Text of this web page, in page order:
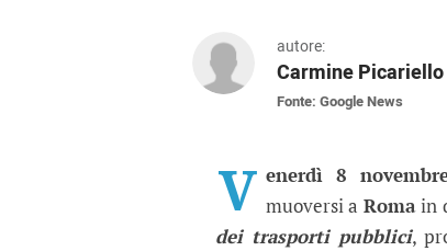
autore:
Carmine Picariello
Fonte: Google News
Sciopero dei
V enerdì 8
muoversi a Romain
dei trasporti pubblici,